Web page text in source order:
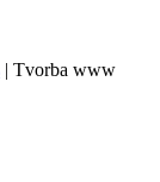
| Tvorba www